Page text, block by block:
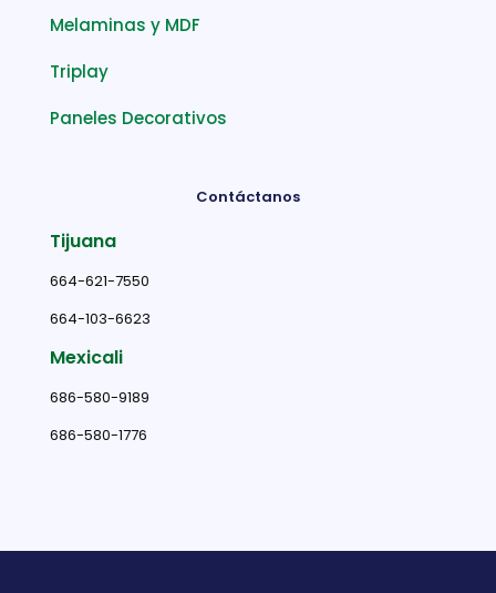
Melaminas y MDF
Triplay
Paneles Decorativos
Contáctanos
Tijuana
664-621-7550
664-103-6623
Mexicali
686-580-9189
686-580-1776